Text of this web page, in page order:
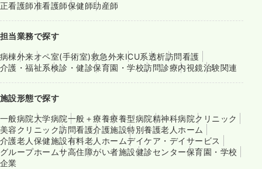
正看護師准看護師保健師助産師
担当業務で探す
病棟外来オペ室(手術室)救急外来ICU系透析訪問看護
介護・福祉系検診・健診保育園・学校訪問診療内視鏡治験関連
施設形態で探す
一般病院大学病院一般＋療養療養型病院精神科病院クリニック
美容クリニック訪問看護介護施設特別養護老人ホーム
介護老人保健施設有料老人ホームデイケア・デイサービス
グループホームサ高住障がい者施設健診センター保育園・学校
企業